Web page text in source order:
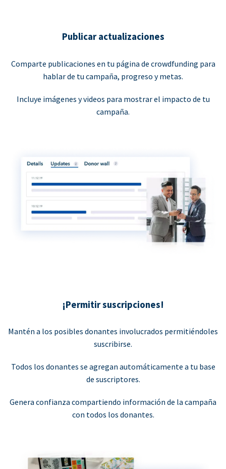
Publicar actualizaciones
Comparte publicaciones en tu página de crowdfunding para
hablar de tu campaña, progreso y metas.
Incluye imágenes y videos para mostrar el impacto de tu
campaña.
¡Permitir suscripciones!
Mantén a los posibles donantes involucrados permitiéndoles
suscribirse.
Todos los donantes se agregan automáticamente a tu base
de suscriptores.
Genera confianza compartiendo información de la campaña
con todos los donantes.